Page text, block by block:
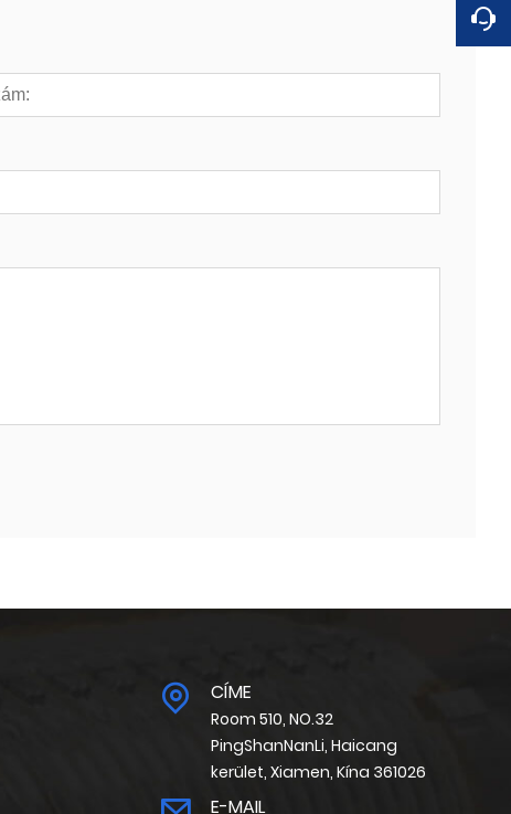
CÍME
Room 510, NO.32
PingShanNanLi, Haicang
kerület, Xiamen, Kína 361026
E-MAIL